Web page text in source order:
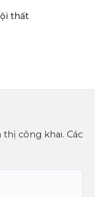
thất
thị công khai. Các